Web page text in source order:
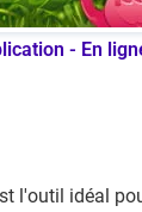
- En
l'outil idéal